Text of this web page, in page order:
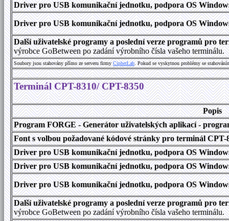
Driver pro USB komunikační jednotku, podpora OS
Driver pro USB komunikační jednotku, podpora OS
Další uživatelské programy a poslední verze programů pro
výrobce GoBetween po zadání výrobního čísla vašeho terminálu.
Soubory jsou stahovány přímo ze serveru firmyCipherLab. Pokud se vyskytnou problémy se
Terminál CPT-8310/ CPT-8350
Popis
Program FORGE - Generátor uživatelských aplikací -
Font s volbou požadované kódové stránky pro terminál
Driver pro USB komunikační jednotku, podpora OS
Driver pro USB komunikační jednotku, podpora OS
Driver pro USB komunikační jednotku, podpora OS
Další uživatelské programy a poslední verze programů pro
výrobce GoBetween po zadání výrobního čísla vašeho terminálu.